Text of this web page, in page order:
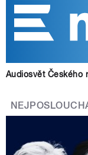
Audiosvět Českého